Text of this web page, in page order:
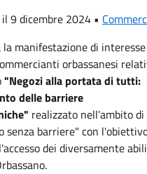
9 dicembre 2024 •
la manifestazione di interesse
orbassanesi
"Negozi alla portata di tutti:
delle barriere
realizzato nell'ambito di
senza barriere" con
dei diversamente